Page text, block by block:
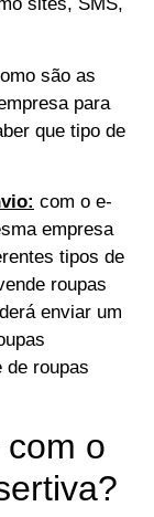
sites, SMS,
são as
para
que tipo de
com o e-
empresa
tipos de
roupas
enviar um
de roupas
o